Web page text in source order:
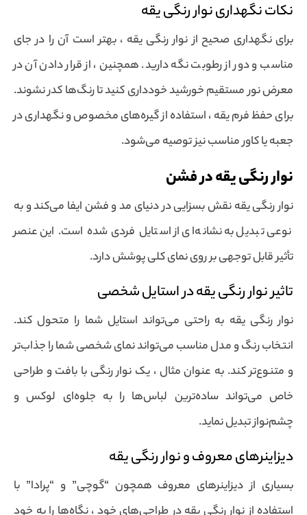
نکات نگهداری نوار رنگی یقه
برای نگهداری صحیح از نوار رنگی یقه ، بهتر است آن را در جای
مناسب و دور از رطوبت نگه دارید. همچنین ، از قرار دادن آن در
معرض نور مستقیم خورشید خودداری کنید تا رنگ‌ها کدر نشوند.
برای حفظ فرم یقه ، استفاده از گیره‌های مخصوص و نگهداری در
جعبه یا کاور مناسب نیز توصیه می‌شود.
نوار رنگی یقه در فشن
نوار رنگی یقه نقش بسزایی در دنیای مد و فشن ایفا می‌کند و به
نوعی تبدیل به نشانه‌ای از استایل فردی شده است. این عنصر
تأثیر قابل توجهی بر روی نمای کلی پوشش دارد.
تاثیر نوار رنگی یقه در استایل شخصی
نوار رنگی یقه به راحتی می‌تواند استایل شما را متحول کند.
انتخاب رنگ و مدل مناسب می‌تواند نمای شخصی شما را جذاب‌تر
و متنوع‌تر کند. به عنوان مثال ، یک نوار رنگی با بافت و طراحی
خاص می‌تواند ساده‌ترین لباس‌ها را به جلوه‌ای لوکس و
چشم‌نواز تبدیل نماید.
دیزاینرهای معروف و نوار رنگی یقه
بسیاری از دیزاینرهای معروف همچون “گوچی” و “پرادا” با